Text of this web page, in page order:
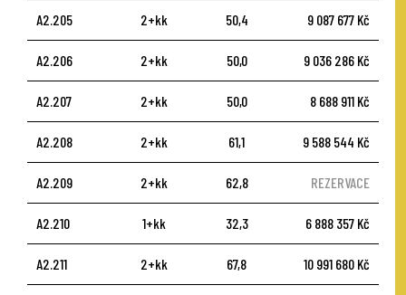
A2.205 2+kk 50,4 9 087 677 Kč
A2.206 2+kk 50,0 9 036 286 Kč
A2.207 2+kk 50,0 8 688 911 Kč
A2.208 2+kk 61,1 9 588 544 Kč
A2.209 2+kk 62,8 REZERVACE
A2.210 1+kk 32,3 6 888 357 Kč
A2.211 2+kk 67,8 10 991 680 Kč